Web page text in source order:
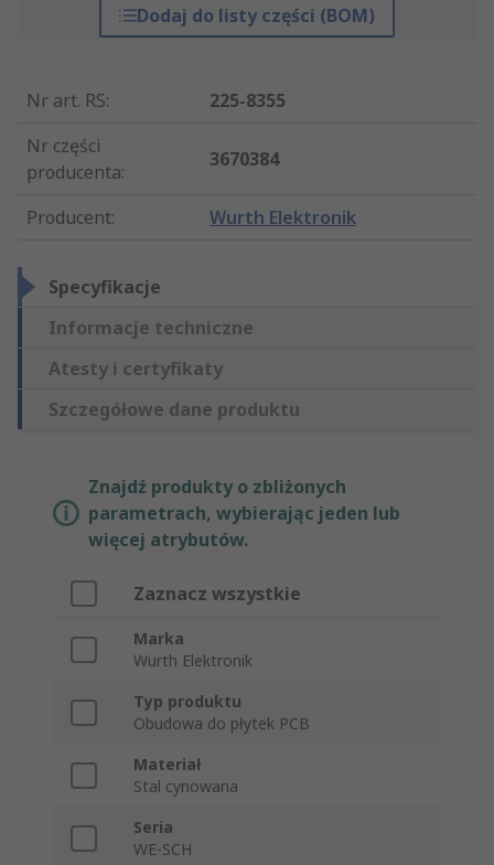
Dodaj do listy części (BOM)
Nr art. RS:
225-8355
Nr części
producenta:
3670384
Producent: Wurth Elektronik
Specyfikacje
Informacje techniczne
Atesty i certyfikaty
Szczegółowe dane produktu
Znajdź produkty o zbliżonych
parametrach, wybierając jeden lub
więcej atrybutów.
Zaznacz wszystkie
Marka
Wurth Elektronik
Typ produktu
Obudowa do płytek PCB
Materiał
Stal cynowana
Seria
WE-SCH